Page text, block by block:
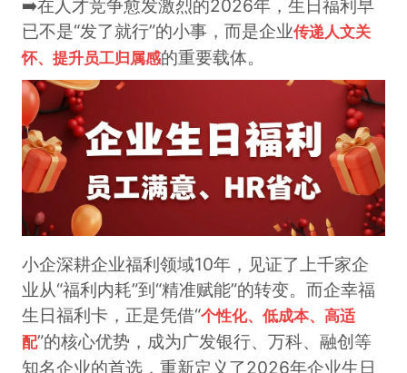
➡️在人才竞争愈发激烈的2026年，生日福利早
已不是“发了就行”的小事，而是企业传递人文关
怀、提升员工归属感的重要载体。
小企深耕企业福利领域10年，见证了上千家企
业从“福利内耗”到“精准赋能”的转变。而企幸福
生日福利卡，正是凭借“个性化、低成本、高适
配”的核心优势，成为广发银行、万科、融创等
知名企业的首选，重新定义了2026年企业生日